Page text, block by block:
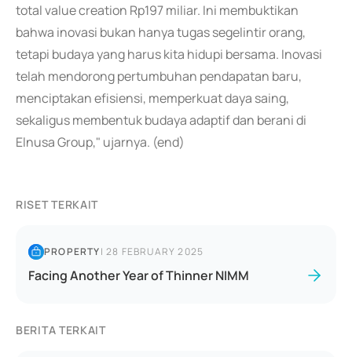
total value creation Rp197 miliar. Ini membuktikan
bahwa inovasi bukan hanya tugas segelintir orang,
tetapi budaya yang harus kita hidupi bersama. Inovasi
telah mendorong pertumbuhan pendapatan baru,
menciptakan efisiensi, memperkuat daya saing,
sekaligus membentuk budaya adaptif dan berani di
Elnusa Group," ujarnya. (end)
RISET TERKAIT
PROPERTY|28 FEBRUARY 2025
Facing Another Year of Thinner NIMM
BERITA TERKAIT